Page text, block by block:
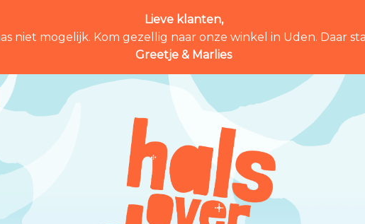
Lieve klanten,
niet mogelijk. Kom gezellig naar onze winkel in Uden. Daar
Greetje & Marlies